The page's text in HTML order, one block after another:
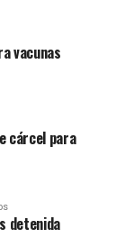
22, 2022
vacunas
cárcel para
detenida